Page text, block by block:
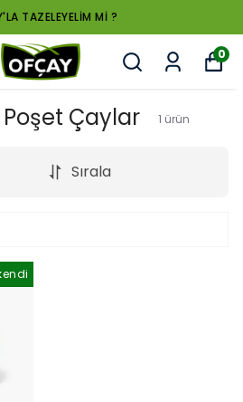
TAZELEYELİM Mİ ?
0
Çaylar 1 ürün
Sırala